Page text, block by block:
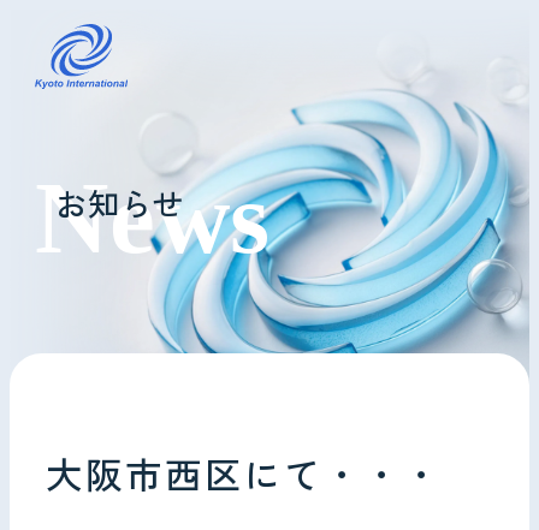
コインランドリーレンタル
ホテル様へ
掃除・メンテナンス
会社情報
お知らせ
大阪市西区にて・・・